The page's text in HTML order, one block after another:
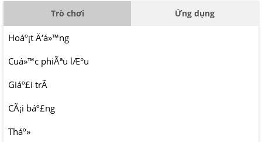
Trò chơi Ứng dụng
Hoáº¡t Ä‘á»™ng
Cuá»™c phiÃªu lÆ°u
Giáº£i trÃ­
CÃ¡i báº£ng
Tháº»